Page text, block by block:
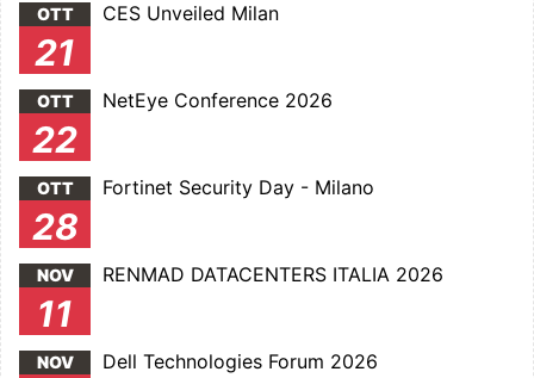
OTT
21
CES Unveiled Milan
OTT
22
NetEye Conference 2026
OTT
28
Fortinet Security Day - Milano
NOV
11
RENMAD DATACENTERS ITALIA 2026
NOV Dell Technologies Forum 2026